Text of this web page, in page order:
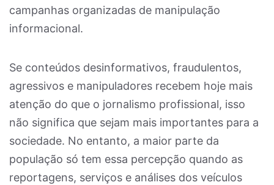
campanhas organizadas de manipulação
informacional.
Se conteúdos desinformativos, fraudulentos,
agressivos e manipuladores recebem hoje mais
atenção do que o jornalismo profissional, isso
não significa que sejam mais importantes para a
sociedade. No entanto, a maior parte da
população só tem essa percepção quando as
reportagens, serviços e análises dos veículos